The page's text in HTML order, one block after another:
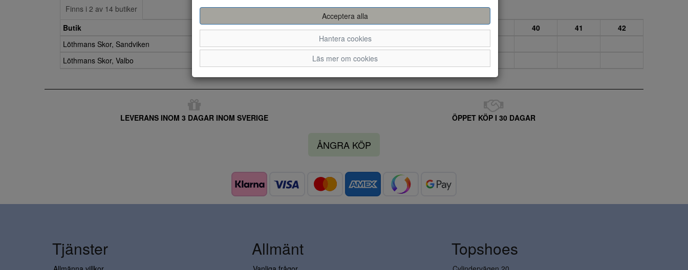
Finns i 2 av 14 butiker
Butik
36 37 38 39 40 41
42
Löthmans Skor, Sandviken
Löthmans Skor, Valbo
LEVERANS INOM 3 DAGAR INOM SVERIGE ÖPPET KÖP I 30 DAGAR
ÅNGRA KÖP
Acceptera alla
Hantera cookies
Läs mer om cookies
Tjänster Allmänt Topshoes